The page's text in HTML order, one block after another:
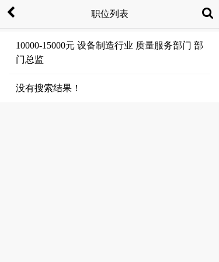
职位列表
10000-15000元 设备制造行业 质量服务部门 部
门总监
没有搜索结果！